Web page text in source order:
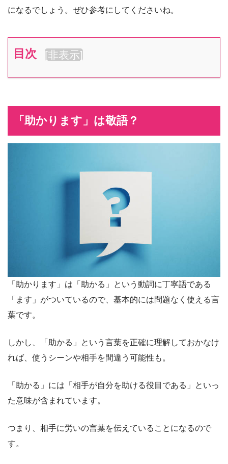
になるでしょう。ぜひ参考にしてくださいね。
目次 [非表示]
「助かります」は敬語？
「助かります」は「助かる」という動詞に丁寧語である
「ます」がついているので、基本的には問題なく使える言
葉です。
しかし、「助かる」という言葉を正確に理解しておかなけ
れば、使うシーンや相手を間違う可能性も。
「助かる」には「相手が自分を助ける役目である」といっ
た意味が含まれています。
つまり、相手に労いの言葉を伝えていることになるので
す。